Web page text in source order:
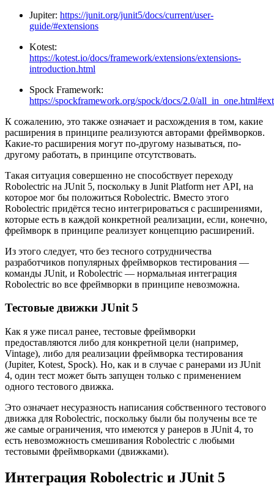
Jupiter: https://junit.org/junit5/docs/current/user-
guide/#extensions
Kotest:
https://kotest.io/docs/framework/extensions/extensions-
introduction.html
Spock Framework:
https://spockframework.org/spock/docs/2.0/
К сожалению, это также означает и расхождения в том, какие
расширения в принципе реализуются авторами фреймворков.
Какие-то расширения могут по-другому называться, по-
другому работать, в принципе отсутствовать.
Такая ситуация совершенно не способствует переходу
Robolectric на JUnit 5, поскольку в Junit Platform нет API, на
которое мог бы положиться Robolectric. Вместо этого
Robolectric придётся тесно интегрироваться с расширениями,
которые есть в каждой конкретной реализации, если, конечно,
фреймворк в принципе реализует концепцию расширений.
Из этого следует, что без тесного сотрудничества
разработчиков популярных фреймворков тестирования —
команды JUnit, и Robolectric — нормальная интеграция
Robolectric во все фреймворки в принципе невозможна.
Тестовые движки JUnit 5
Как я уже писал ранее, тестовые фреймворки
предоставляются либо для конкретной цели (например,
Vintage), либо для реализации фреймворка тестирования
(Jupiter, Kotest, Spock). Но, как и в случае с ранерами из JUnit
4, один тест может быть запущен только с применением
одного тестового движка.
Это означает несуразность написания собственного тестового
движка для Robolectric, поскольку были бы получены все те
же самые ограничения, что имеются у ранеров в JUnit 4, то
есть невозможность смешивания Robolectric с любыми
тестовыми фреймворками (движками).
Интеграция Robolectric и JUnit 5